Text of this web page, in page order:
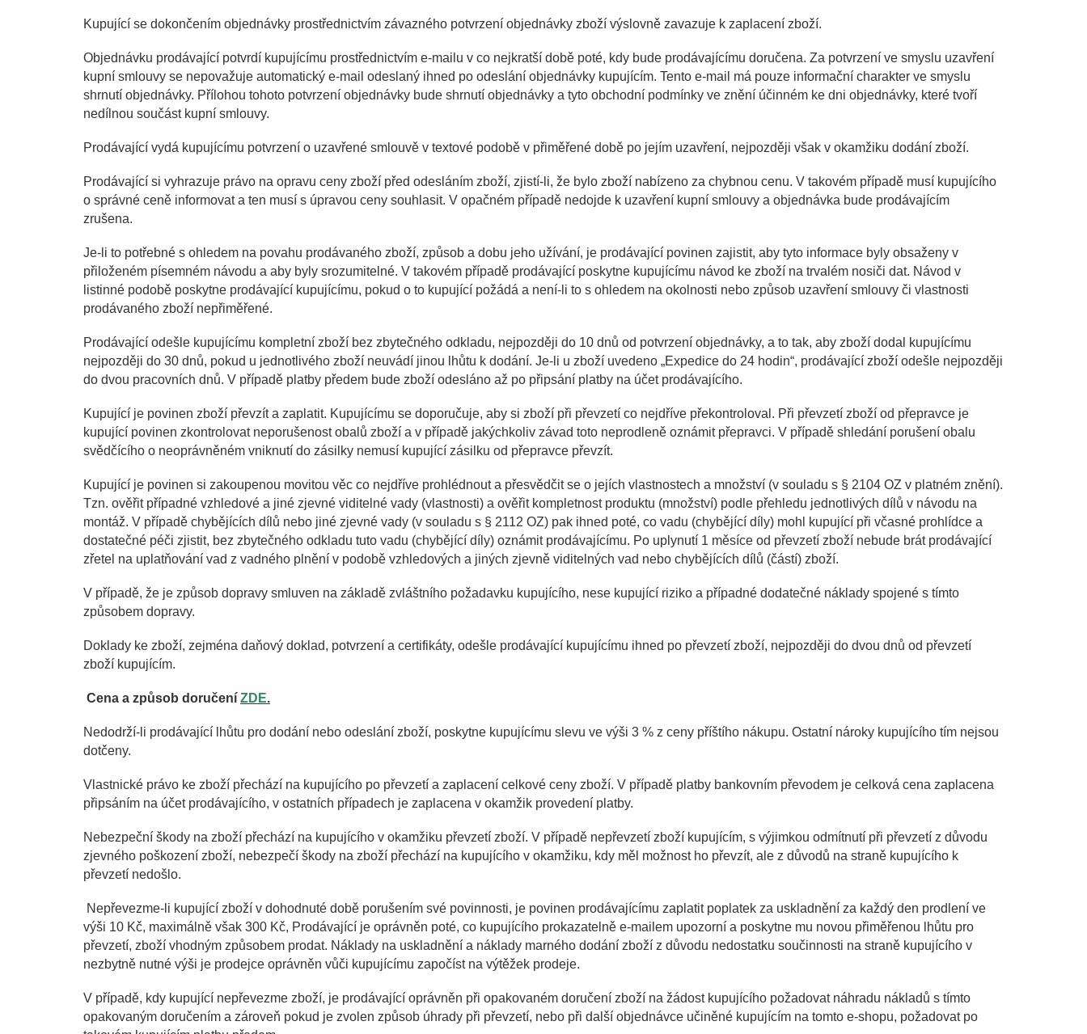
Kupující se dokončením objednávky prostřednictvím závazného potvrzení objednávky zboží výslovně zavazuje k zaplacení zboží.
Objednávku prodávající potvrdí kupujícímu prostřednictvím e-mailu v co nejkratší době poté, kdy bude prodávajícímu doručena. Za potvrzení ve smyslu uzavření
kupní smlouvy se nepovažuje automatický e-mail odeslaný ihned po odeslání objednávky kupujícím. Tento e-mail má pouze informační charakter ve smyslu
shrnutí objednávky. Přílohou tohoto potvrzení objednávky bude shrnutí objednávky a tyto obchodní podmínky ve znění účinném ke dni objednávky, které tvoří
nedílnou součást kupní smlouvy.
Prodávající vydá kupujícímu potvrzení o uzavřené smlouvě v textové podobě v přiměřené době po jejím uzavření, nejpozději však v okamžiku dodání zboží.
Prodávající si vyhrazuje právo na opravu ceny zboží před odesláním zboží, zjistí-li, že bylo zboží nabízeno za chybnou cenu. V takovém případě musí kupujícího
o správné ceně informovat a ten musí s úpravou ceny souhlasit. V opačném případě nedojde k uzavření kupní smlouvy a objednávka bude prodávajícím
zrušena.
Je-li to potřebné s ohledem na povahu prodávaného zboží, způsob a dobu jeho užívání, je prodávající povinen zajistit, aby tyto informace byly obsaženy v
přiloženém písemném návodu a aby byly srozumitelné. V takovém případě prodávající poskytne kupujícímu návod ke zboží na trvalém nosiči dat. Návod v
listinné podobě poskytne prodávající kupujícímu, pokud o to kupující požádá a není-li to s ohledem na okolnosti nebo způsob uzavření smlouvy či vlastnosti
prodávaného zboží nepřiměřené.
Prodávající odešle kupujícímu kompletní zboží bez zbytečného odkladu, nejpozději do 10 dnů od potvrzení objednávky, a to tak, aby zboží dodal kupujícímu
nejpozději do 30 dnů, pokud u jednotlivého zboží neuvádí jinou lhůtu k dodání. Je-li u zboží uvedeno „Expedice do 24 hodin“, prodávající zboží odešle nejpozději
do dvou pracovních dnů. V případě platby předem bude zboží odesláno až po připsání platby na účet prodávajícího.
Kupující je povinen zboží převzít a zaplatit. Kupujícímu se doporučuje, aby si zboží při převzetí co nejdříve překontroloval. Při převzetí zboží od přepravce je
kupující povinen zkontrolovat neporušenost obalů zboží a v případě jakýchkoliv závad toto neprodleně oznámit přepravci. V případě shledání porušení obalu
svědčícího o neoprávněném vniknutí do zásilky nemusí kupující zásilku od přepravce převzít.
Kupující je povinen si zakoupenou movitou věc co nejdříve prohlédnout a přesvědčit se o jejích vlastnostech a množství (v souladu s § 2104 OZ v platném znění).
Tzn. ověřit případné vzhledové a jiné zjevné viditelné vady (vlastnosti) a ověřit kompletnost produktu (množství) podle přehledu jednotlivých dílů v návodu na
montáž. V případě chybějících dílů nebo jiné zjevné vady (v souladu s § 2112 OZ) pak ihned poté, co vadu (chybějící díly) mohl kupující při včasné prohlídce a
dostatečné péči zjistit, bez zbytečného odkladu tuto vadu (chybějící díly) oznámit prodávajícímu. Po uplynutí 1 měsíce od převzetí zboží nebude brát prodávající
zřetel na uplatňování vad z vadného plnění v podobě vzhledových a jiných zjevně viditelných vad nebo chybějících dílů (částí) zboží.
V případě, že je způsob dopravy smluven na základě zvláštního požadavku kupujícího, nese kupující riziko a případné dodatečné náklady spojené s tímto
způsobem dopravy.
Doklady ke zboží, zejména daňový doklad, potvrzení a certifikáty, odešle prodávající kupujícímu ihned po převzetí zboží, nejpozději do dvou dnů od převzetí
zboží kupujícím.
Cena a způsob doručení ZDE.
Nedodrží-li prodávající lhůtu pro dodání nebo odeslání zboží, poskytne kupujícímu slevu ve výši 3 % z ceny příštího nákupu. Ostatní nároky kupujícího tím nejsou
dotčeny.
Vlastnické právo ke zboží přechází na kupujícího po převzetí a zaplacení celkové ceny zboží. V případě platby bankovním převodem je celková cena zaplacena
připsáním na účet prodávajícího, v ostatních případech je zaplacena v okamžik provedení platby.
Nebezpeční škody na zboží přechází na kupujícího v okamžiku převzetí zboží. V případě nepřevzetí zboží kupujícím, s výjimkou odmítnutí při převzetí z důvodu
zjevného poškození zboží, nebezpečí škody na zboží přechází na kupujícího v okamžiku, kdy měl možnost ho převzít, ale z důvodů na straně kupujícího k
převzetí nedošlo.
Nepřevezme-li kupující zboží v dohodnuté době porušením své povinnosti, je povinen prodávajícímu zaplatit poplatek za uskladnění za každý den prodlení ve
výši 10 Kč, maximálně však 300 Kč, Prodávající je oprávněn poté, co kupujícího prokazatelně e-mailem upozorní a poskytne mu novou přiměřenou lhůtu pro
převzetí, zboží vhodným způsobem prodat. Náklady na uskladnění a náklady marného dodání zboží z důvodu nedostatku součinnosti na straně kupujícího v
nezbytně nutné výši je prodejce oprávněn vůči kupujícímu započíst na výtěžek prodeje.
V případě, kdy kupující nepřevezme zboží, je prodávající oprávněn při opakovaném doručení zboží na žádost kupujícího požadovat náhradu nákladů s tímto
opakovaným doručením a zároveň pokud je zvolen způsob úhrady při převzetí, nebo při další objednávce učiněné kupujícím na tomto e-shopu, požadovat po